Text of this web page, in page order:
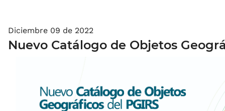
Diciembre 09 de 2022
Nuevo Catálogo de Objetos